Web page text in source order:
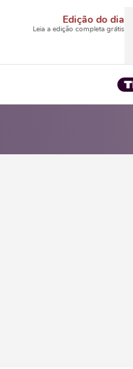
Edição do dia
Leia a edição completa grátis